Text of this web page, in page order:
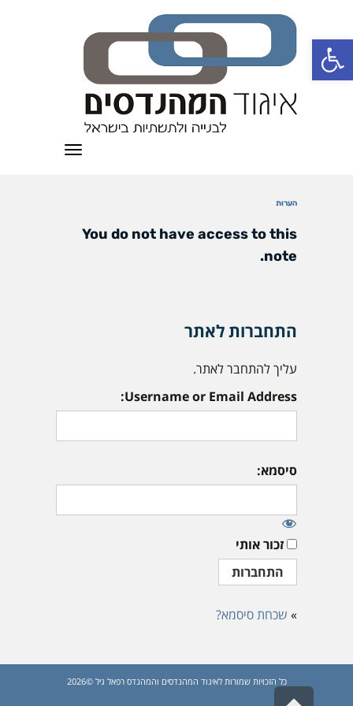
פתח סרגל נגישות
תפריט
הערות
You do not have access to this
note.
התחברות לאתר
עליך להתחבר לאתר.
Username or Email Address:
סיסמא:
זכור אותי
» שכחת סיסמא?
כל הזכויות שמורות לאיגוד המהנדסים והמהנדס רפאל גיל ©2026